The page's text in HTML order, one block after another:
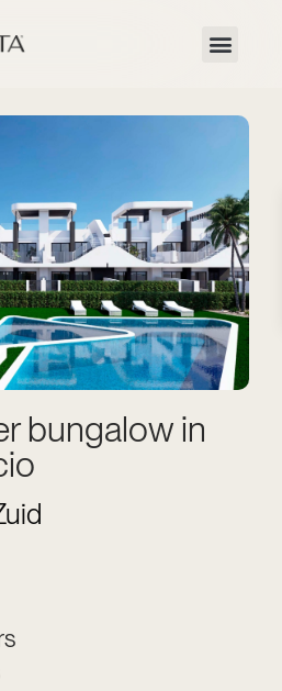
bungalow in